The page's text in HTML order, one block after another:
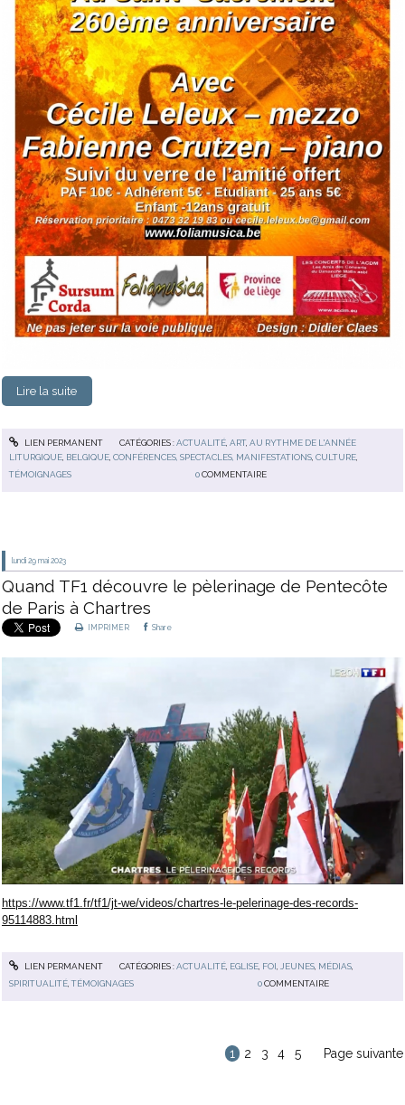
Lire la suite
LIEN PERMANENT CATÉGORIES :ACTUALITÉ, ART, AU RYTHME DE L'ANNÉE
LITURGIQUE, BELGIQUE,CONFÉRENCES, SPECTACLES, MANIFESTATIONS,CULTURE,
TÉMOIGNAGES
0 COMMENTAIRE
lundi 29 mai 2023
Quand TF1 découvre le pèlerinage de Pentecôte
de Paris à Chartres
IMPRIMER Share
https://www.tf1.fr/tf1/jt-we/videos/chartres-le-pelerinage-des-records-
95114883.html
LIEN PERMANENT CATÉGORIES :ACTUALITÉ, EGLISE, FOI JEUNES, MÉDIAS,
SPIRITUALITÉ ,TÉMOIGNAGES 0 COMMENTAIRE
1 2 3 4 5 Page suivante